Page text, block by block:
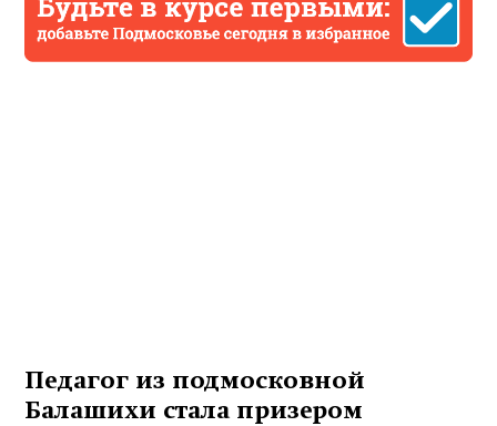
Педагог из подмосковной
Балашихи стала призером